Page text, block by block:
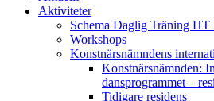
Aktiviteter
Schema Daglig Träning HT
Workshops
Konstnärsnämndens
Konstnärsnämnden:
dansprogrammet –
Tidigare residens